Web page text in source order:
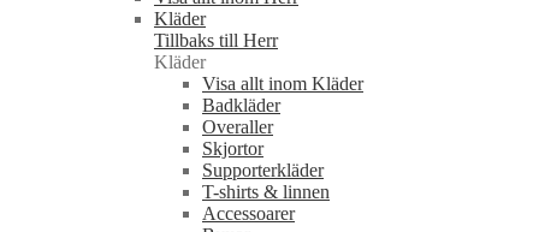
Kläder
Tillbaks till Herr
Kläder
Visa allt inom Kläder
Badkläder
Overaller
Skjortor
Supporterkläder
T-shirts & linnen
Accessoarer